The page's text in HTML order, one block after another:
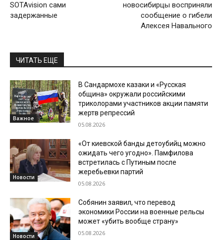
SOTAvision сами
задержанные
новосибирцы восприняли
сообщение о гибели
Алексея Навального
ЧИТАТЬ ЕЩЕ
Важное
В Сандармохе казаки и «Русская
община» окружали российскими
триколорами участников акции памяти
жертв репрессий
05.08.2026
Новости
«От киевской банды детоубийц можно
ожидать чего угодно». Памфилова
встретилась с Путиным после
жеребьевки партий
05.08.2026
Новости
Собянин заявил, что перевод
экономики России на военные рельсы
может «убить вообще страну»
05.08.2026